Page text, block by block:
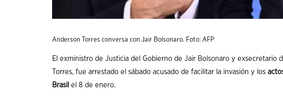
Anderson Torres conversa con Jair Bolsonaro. Foto: AFP
El exministro de Justicia del Gobierno de Jair Bolsonaro y exsecretario
Torres, fue arrestado el sábado acusado de facilitar la invasión y los
Brasil el 8 de enero.